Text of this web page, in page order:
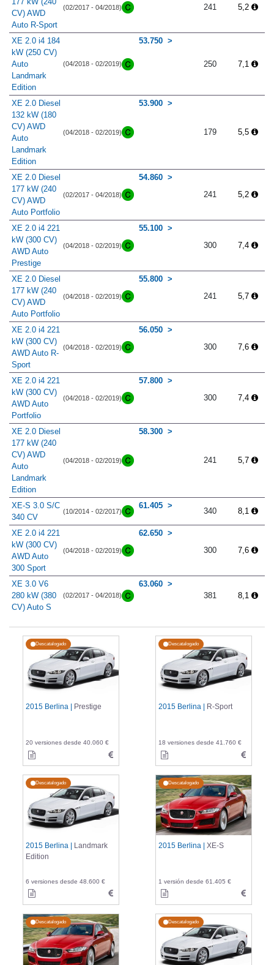
CV) AWD
Auto R-Sport
(02/2017 - 04/2018) 241 5,2
XE 2.0 i4 184
kW (250 CV)
Auto
Landmark
Edition
(04/2018 - 02/2019)
53.750
250 7,1
XE 2.0 Diesel
132 kW (180
CV) AWD
Auto
Landmark
Edition
(04/2018 - 02/2019)
53.900
179 5,5
XE 2.0 Diesel
177 kW (240
CV) AWD
Auto Portfolio
(02/2017 - 04/2018)
54.860
241
5,2
XE 2.0 i4 221
kW (300 CV)
AWD Auto
Prestige
(04/2018 - 02/2019)
55.100
300
7,4
XE 2.0 Diesel
177 kW (240
CV) AWD
Auto Portfolio
(04/2018 - 02/2019)
55.800
241
5,7
XE 2.0 i4 221
kW (300 CV)
AWD Auto R-
Sport
(04/2018 - 02/2019)
56.050
300
7,6
XE 2.0 i4 221
kW (300 CV)
AWD Auto
Portfolio
(04/2018 - 02/2019)
57.800
300
7,4
XE 2.0 Diesel
177 kW (240
CV) AWD
Auto
Landmark
Edition
(04/2018 - 02/2019)
58.300
241 5,7
XE-S 3.0 S/C
340 CV
(10/2014 - 02/2017)
61.405
340 8,1
XE 2.0 i4 221
kW (300 CV)
AWD Auto
300 Sport
(04/2018 - 02/2019)
62.650
300
7,6
XE 3.0 V6
280 kW (380
CV) Auto S
(02/2017 - 04/2018)
63.060
381
8,1
Descatalogado
2015 Berlina | Prestige
20 versiones desde 40.060 €
Descatalogado
2015 Berlina | R-Sport
18 versiones desde 41.760 €
Descatalogado
2015 Berlina | Landmark
Edition
6 versiones desde 48.600 €
Descatalogado
2015 Berlina | XE-S
1 versión desde 61.405 €
Descatalogado Descatalogado